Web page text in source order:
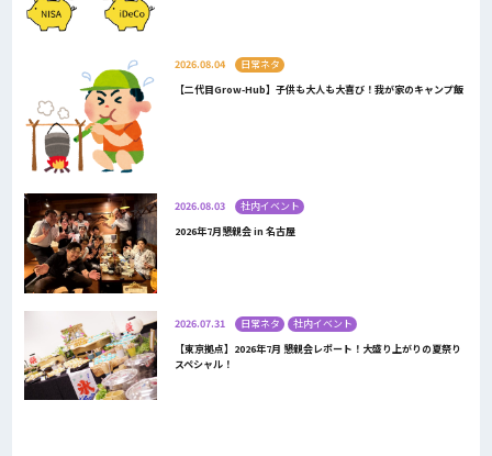
2026.08.04
日常ネタ
【二代目Grow-Hub】子供も大人も大喜び！我が家のキャンプ飯
2026.08.03
社内イベント
2026年7月懇親会 in 名古屋
2026.07.31 日常ネタ
社内イベント
【東京拠点】2026年7月 懇親会レポート！大盛り上がりの夏祭り
スペシャル！